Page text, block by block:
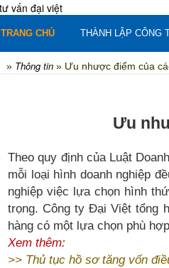
TRANG CHỦ THÀNH LẬP CÔNG
» Thông tin » Ưu nhược điểm của
Ưu
Theo quy định của Luật
mỗi loại hình doanh nghiệp
nghiệp việc lựa chọn hình
trọng. Công ty Đại Việt tổng
hàng có một lựa chọn phù
Xem thêm:
>> Thủ tục hồ sơ tăng vốn